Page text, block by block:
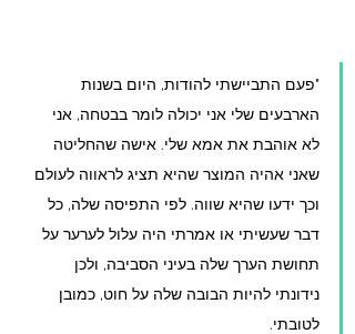
"פעם התביישתי להודות, היום בשנות
הארבעים שלי אני יכולה לומר בבטחה, אני
לא אוהבת את אמא שלי. אישה שהחליטה
שאני אהיה המוצר שהיא תציג לראווה לעולם
וכך ידעו שהיא שווה. לפי התפיסה שלה, כל
דבר שעשיתי או אמרתי היה עלול לערער על
תחושת הערך שלה בעיני הסביבה, ולכן
נידונתי להיות הבובה שלה על חוט, כמובן
לטובתי.